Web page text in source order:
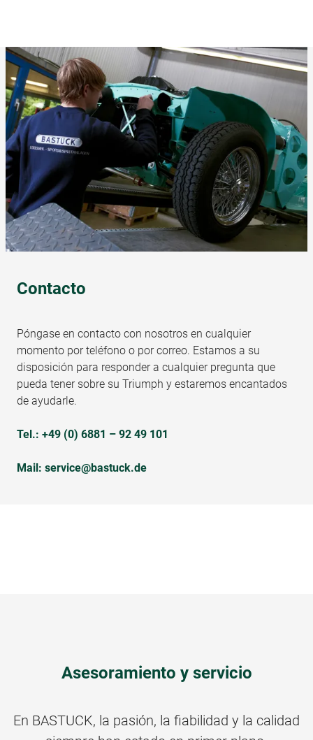
Contacto
Póngase en contacto con nosotros en cualquier
momento por teléfono o por correo. Estamos a su
disposición para responder a cualquier pregunta que
pueda tener sobre su Triumph y estaremos encantados
de ayudarle.
Tel.: +49 (0) 6881 – 92 49 101
Mail: service@bastuck.de
Asesoramiento y servicio
En BASTUCK, la pasión, la fiabilidad y la calidad